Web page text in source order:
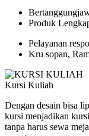
Produk
Pelayanan
Kru sopan,
Kursi Kuliah
Dengan desain bisa
kursi menjadikan
tanpa harus sewa